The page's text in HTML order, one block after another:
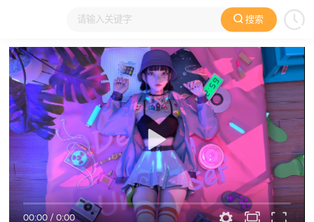
搜索
大家在看 日本动漫 国产动漫 欧美动漫 动漫电影
00:00/0:00